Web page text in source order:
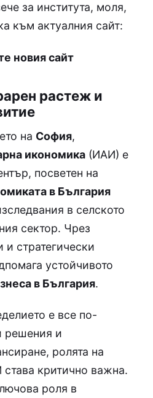
за института, моля,
към актуалния сайт:
новия сайт
растеж и
на София,
икономика(ИАИ) е
посветен на
в България
в селското
сектор. Чрез
и стратегически
устойчивото
в България.
е все по-
решения и
ролята на
става критично важна.
роля в